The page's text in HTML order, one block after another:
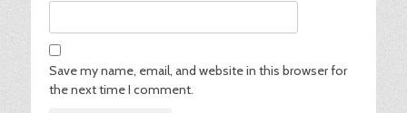
Save my name, email, and website in this browser for
the next time I comment.